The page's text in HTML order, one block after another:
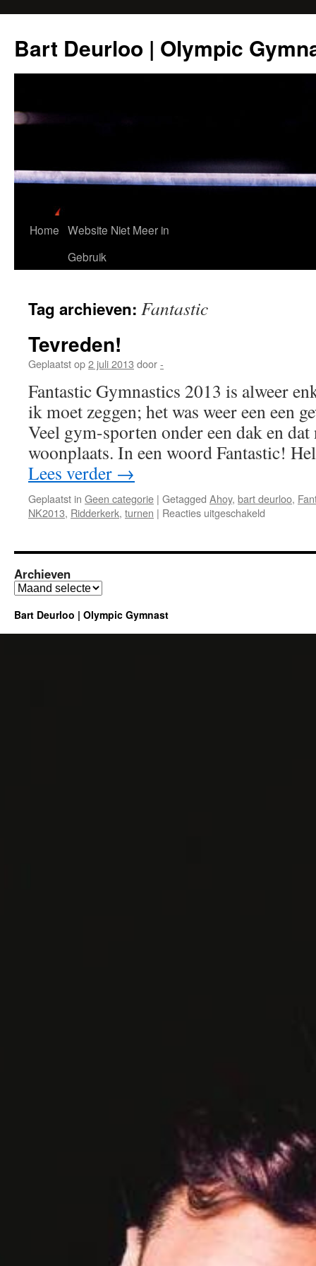
de
inhoud
Bart Deurloo | Olympic
Home Website Niet Meer in
Gebruik
Tag archieven: Fantastic
Tevreden!
Geplaatst op2 juli 2013 door-
Fantastic Gymnastics 2013 is alweer
ik moet zeggen; het was weer een een
Veel gym-sporten onder een dak en
woonplaats. In een woord Fantastic!
Lees verder →
Geplaatst in Geen categorie | Getagged Ahoy, bart deurloo,
NK2013, Ridderkerk, turnen | Reacties uitgeschakeld
Archieven
Archieven
Bart Deurloo | Olympic Gymnast